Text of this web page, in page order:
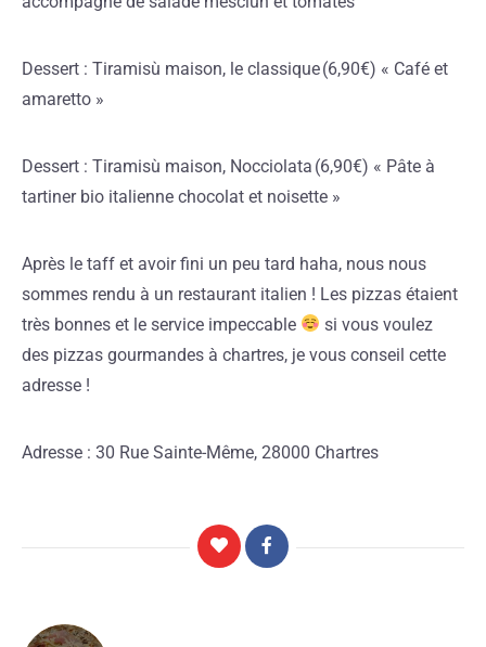
Dessert : Tiramisù maison, le classique (6,90€) « Café et
amaretto »
Dessert : Tiramisù maison, Nocciolata (6,90€) « Pâte à
tartiner bio italienne chocolat et noisette »
Après le taff et avoir fini un peu tard haha, nous nous
sommes rendu à un restaurant italien ! Les pizzas étaient
très bonnes et le service impeccable
si vous voulez
des pizzas gourmandes à chartres, je vous conseil cette
adresse !
Adresse : 30 Rue Sainte-Même, 28000 Chartres